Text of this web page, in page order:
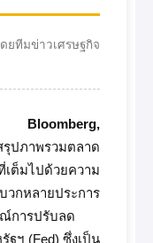
ทีมข่าวเศรษฐกิจ
ง Bloomberg,
ปภาพรวมตลาด
เต็มไปด้วยความ
หลายประการ
ณ์การปรับลด
ฐฯ (Fed) ซึ่งเป็น